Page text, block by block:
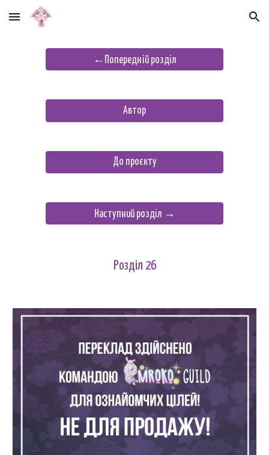
Skip to main content Skip to navigation
←Попередній розділ
Автор
До проєкту
Наступний розділ →
Розділ 26